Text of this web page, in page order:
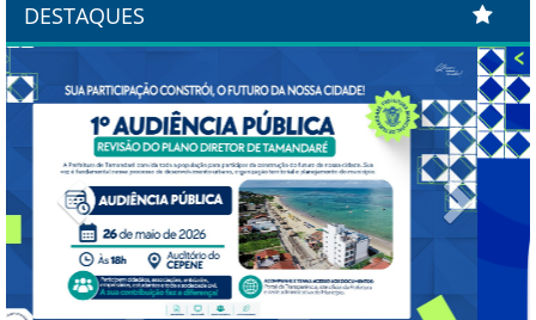
DESTAQUES